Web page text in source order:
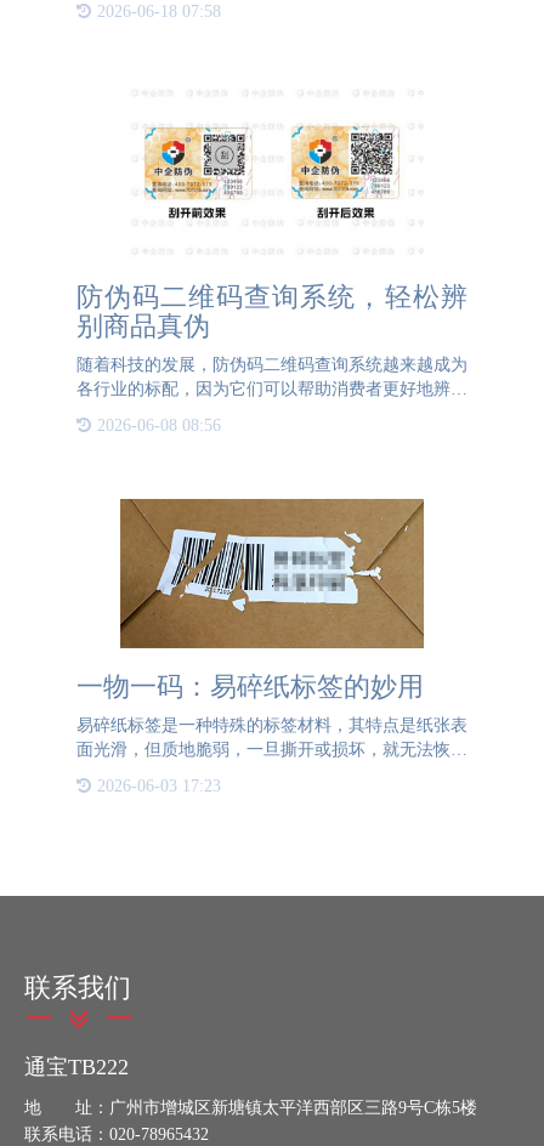
度，还增强了消费者的信任感。 一物一码二维码是
2026-06-18 07:58
防伪码二维码查询系统，轻松辨
别商品真伪
随着科技的发展，防伪码二维码查询系统越来越成为
各行业的标配，因为它们可以帮助消费者更好地辨别
商品的生产日期、批次号、价格等等。防伪码则是一
2026-06-08 08:56
一物一码：易碎纸标签的妙用
易碎纸标签是一种特殊的标签材料，其特点是纸张表
面光滑，但质地脆弱，一旦撕开或损坏，就无法恢复
原状。这种特性使得易碎纸标签在防伪领域得到了广
泛应用。当易碎纸标签贴附在产品上后，任何试图移
2026-06-03 17:23
联系我们
通宝TB222
地 址：广州市增城区新塘镇太平洋西部区三路9号C栋5楼
联系电话：020-78965432